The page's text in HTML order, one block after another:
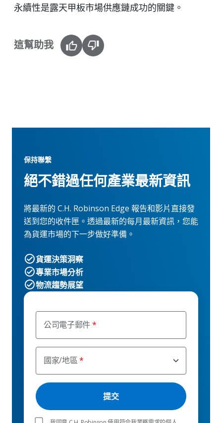
永續性是露天甲板市場供應鏈成功的關鍵。
這幫助我
公司電子郵件
國家/地區
保持聯繫
絕不錯過任何產業最新資訊
將最新的 C.H. Robinson Edge 報告和影片直接發
送到您的收件匣。透過最新的每月最新資訊，您能
為貨運市場的下一步做好準備。
貨運決策洞察
專業市場分析
物流趨勢展望